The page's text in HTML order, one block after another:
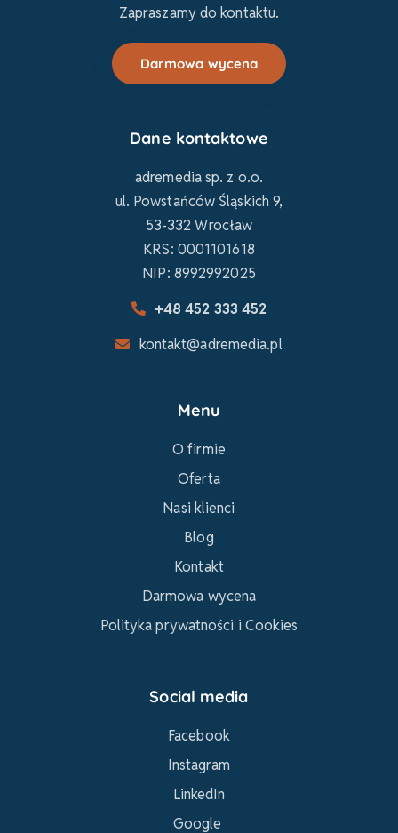
Zapraszamy do kontaktu.
Darmowa wycena
Dane kontaktowe
adremedia sp. z o.o.
ul. Powstańców Śląskich 9,
53-332 Wrocław
KRS: 0001101618
NIP: 8992992025
+48 452 333 452
kontakt@adremedia.pl
Menu
O firmie
Oferta
Nasi klienci
Blog
Kontakt
Darmowa wycena
Polityka prywatności i Cookies
Social media
Facebook
Instagram
LinkedIn
Google